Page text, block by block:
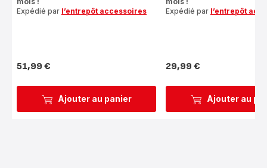
Ajouter au panier
Expédié par l’entrepôt accessoires
Prix
51,99 €
Ajouter au
Expédié par l’entrepôt
Prix
29,99 €